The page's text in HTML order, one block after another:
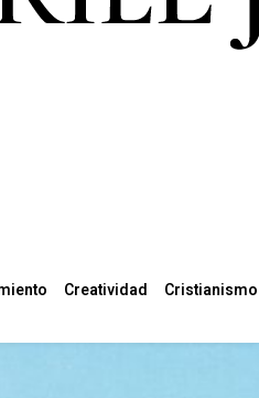
Creatividad Cristianismo